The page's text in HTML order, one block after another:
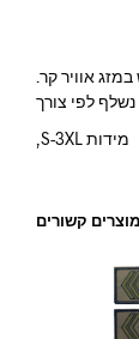
אוויר קר.
נשלף לפי צורך
מידות S-3XL,
מוצרים קשורים